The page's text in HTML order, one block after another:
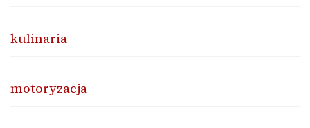
kulinaria
motoryzacja